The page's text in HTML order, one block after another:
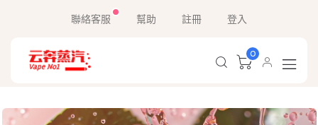
聯絡客服 幫助 註冊 登入
0